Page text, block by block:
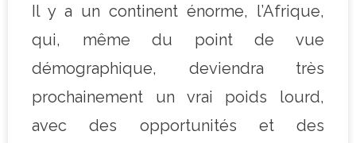
Il y a un continent énorme, l’Afrique,
qui, même du point de vue
démographique, deviendra très
prochainement un vrai poids lourd,
avec des opportunités et des